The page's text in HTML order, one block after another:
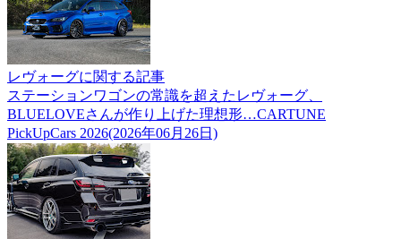
レヴォーグに関する記事
ステーションワゴンの常識を超えたレヴォーグ、
BLUELOVEさんが作り上げた理想形…CARTUNE
PickUpCars 2026(2026年06月26日)